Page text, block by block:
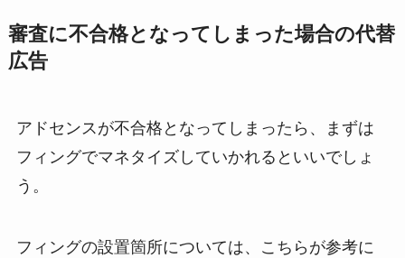
審査に不合格となってしまった場合の代替
広告
アドセンスが不合格となってしまったら、まずは
フィングでマネタイズしていかれるといいでしょ
う。
フィングの設置箇所については、こちらが参考に